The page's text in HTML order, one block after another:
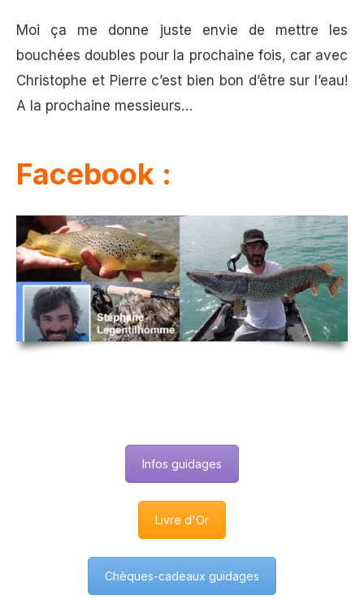
Moi ça me donne juste envie de mettre les
bouchées doubles pour la prochaine fois, car avec
Christophe et Pierre c’est bien bon d’être sur l’eau!
A la prochaine messieurs…
Facebook :
Infos guidages
Livre d'Or
Chèques-cadeaux guidages